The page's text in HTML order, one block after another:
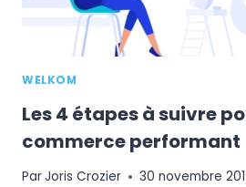
WELKOM
Les 4 étapes à suivre
commerce performant
ParJoris Crozier 30 novembre